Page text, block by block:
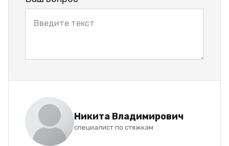
Никита Владимирович
специалист по стяжкам